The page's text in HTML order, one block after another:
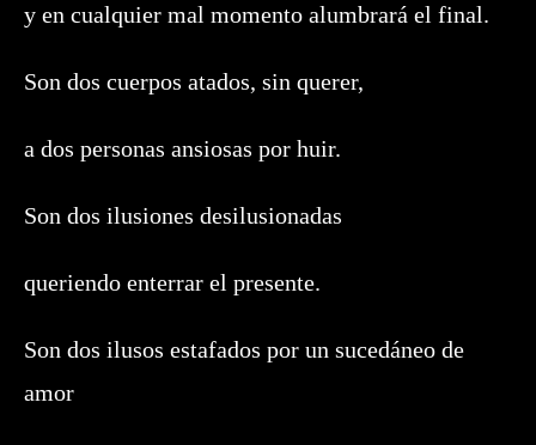
y en cualquier mal momento alumbrará el final.
Son dos cuerpos atados, sin querer,
a dos personas ansiosas por huir.
Son dos ilusiones desilusionadas
queriendo enterrar el presente.
Son dos ilusos estafados por un sucedáneo de
amor